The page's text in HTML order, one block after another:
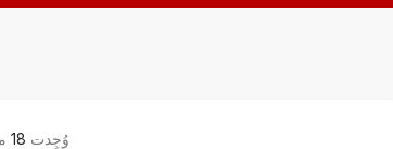
وُجِدت 18